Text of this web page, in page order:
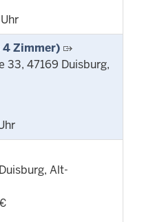
4 Zimmer)
33, 47169 Duisburg,
Alt-